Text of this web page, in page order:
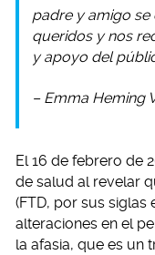
padre y amigo
queridos y nos
y apoyo del
– Emma Heming
El 16 de febrero de
de salud al revelar
(FTD, por sus siglas
alteraciones en el
la afasia, que es un